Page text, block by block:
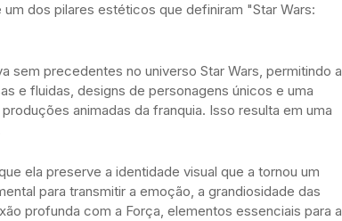
dos pilares estéticos que definiram "Star Wars:
sem precedentes no universo Star Wars, permitindo a
e fluidas, designs de personagens únicos e uma
animadas da franquia. Isso resulta em uma
ela preserve a identidade visual que a tornou um
para transmitir a emoção, a grandiosidade das
profunda com a Força, elementos essenciais para a